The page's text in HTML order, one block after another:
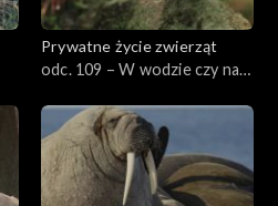
Prywatne życie zwierząt
odc. 109 – W wodzie czy na